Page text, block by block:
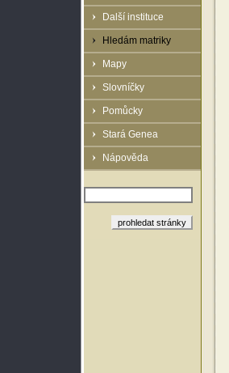
Další instituce
Hledám matriky
Mapy
Slovníčky
Pomůcky
Stará Genea
Nápověda